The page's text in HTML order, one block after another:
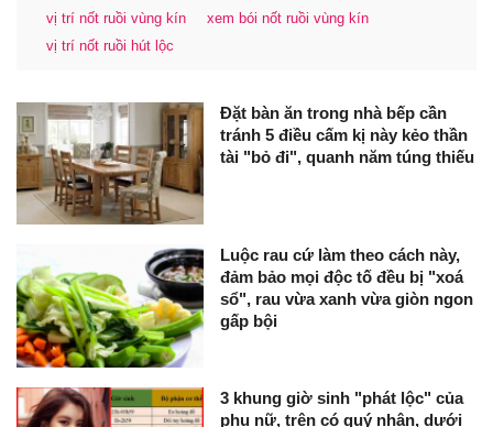
vị trí nốt ruồi vùng kín
xem bói nốt ruồi vùng kín
vị trí nốt ruồi hút lộc
Đặt bàn ăn trong nhà bếp cần
tránh 5 điều cấm kị này kẻo thần
tài "bỏ đi", quanh năm túng thiếu
Luộc rau cứ làm theo cách này,
đảm bảo mọi độc tố đều bị "xoá
sổ", rau vừa xanh vừa giòn ngon
gấp bội
3 khung giờ sinh "phát lộc" của
phụ nữ, trên có quý nhân, dưới